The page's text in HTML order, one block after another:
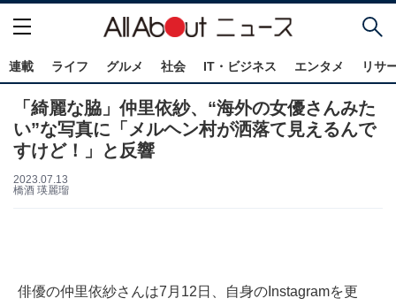
連載 ライフ グルメ 社会 IT・ビジネス エンタメ リサ
「綺麗な脇」仲里依紗、“海外の女優さんみた
い”な写真に「メルヘン村が洒落て見えるんで
すけど！」と反響
2023.07.13
橋酒 瑛麗瑠
俳優の仲里依紗さんは7月12日、自身のInstagramを更